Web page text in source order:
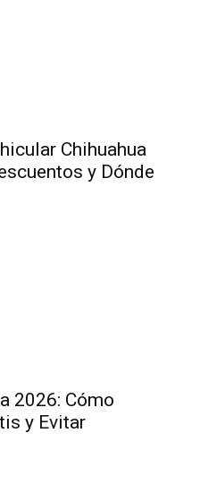
Chihuahua
y Dónde
2026: Cómo
y Evitar